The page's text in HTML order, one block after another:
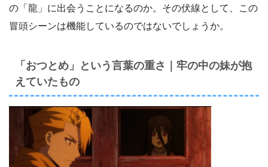
の「龍」に出会うことになるのか。その伏線として、この
冒頭シーンは機能しているのではないでしょうか。
「おつとめ」という言葉の重さ｜牢の中の妹が抱
えていたもの